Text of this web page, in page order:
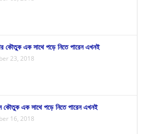
কৌতুক এক সাথে পড়ে নিতে পারেন এখনই
23, 2018
কৌতুক এক সাথে পড়ে নিতে পারেন এখনই
16, 2018